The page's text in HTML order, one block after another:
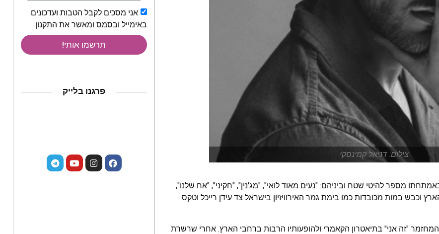
צילום: דניאל קמינסקי
מספר להיטי שטח וביניהם: "נעים מאוד לואי", "מג'נין", "חקיני", "אח שלנו",
וכבש במות מכובדות כמו בימת גמר האירוויזיון בישראל צד עידן רייכל וטקס
"זה אני" בתיאטרון הקאמרי ולהופעותיו הרבות ברחבי הארץ. אחרי שרשרת
אני מסכים לקבל הטבות ועדכונים
באימייל ובסמס ומאשר את התקנון
תרשמו אותי!
פרגנו בלייק